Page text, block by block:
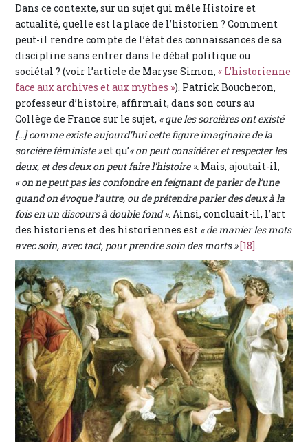
Dans ce contexte, sur un sujet qui mêle Histoire et
actualité, quelle est la place de l’historien ? Comment
peut-il rendre compte de l’état des connaissances de sa
discipline sans entrer dans le débat politique ou
sociétal ? (voir l’article de Maryse Simon,« L’historienne
face aux archives et aux mythes »). Patrick Boucheron,
professeur d’histoire, affirmait, dans son cours au
Collège de France sur le sujet, « que les sorcières ont existé
[…] comme existe aujourd’hui cette figure imaginaire de la
sorcière féministe »et qu’« on peut considérer et respecter les
deux, et des deux on peut faire l’histoire ». Mais, ajoutait-il,
« on ne peut pas les confondre en feignant de parler de l’une
quand on évoque l’autre, ou de prétendre parler des deux à la
fois en un discours à double fond ». Ainsi, concluait-il, l’art
des historiens et des historiennes est « de manier les mots
avec soin, avec tact, pour prendre soin des morts »[18].